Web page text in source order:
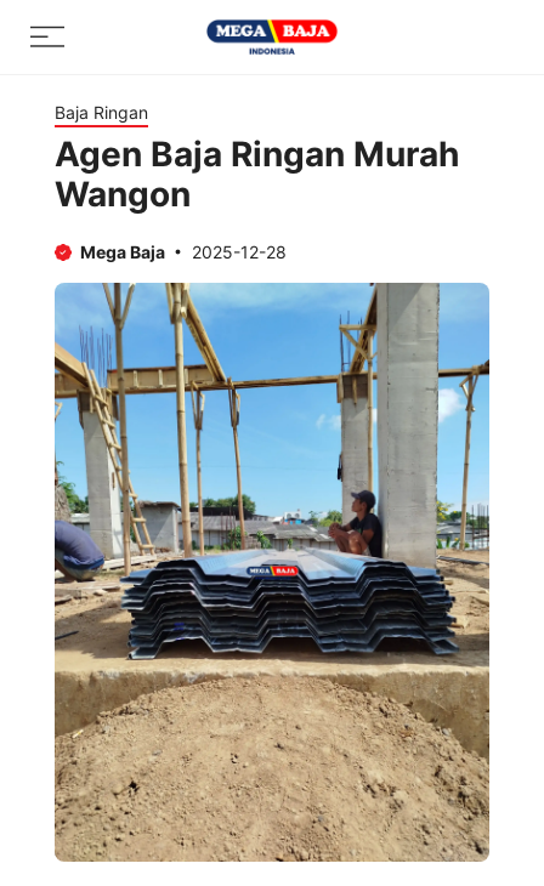
Menu
Baja Ringan
Agen Baja Ringan Murah
Wangon
Mega Baja 2025-12-28